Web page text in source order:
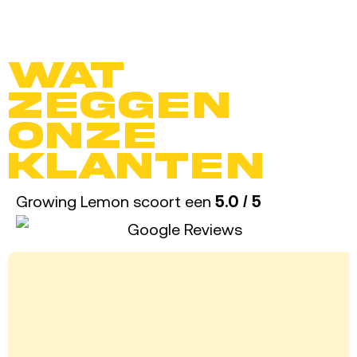
Wat
zeggen
onze
klanten
Growing Lemon scoort een 5.0 / 5